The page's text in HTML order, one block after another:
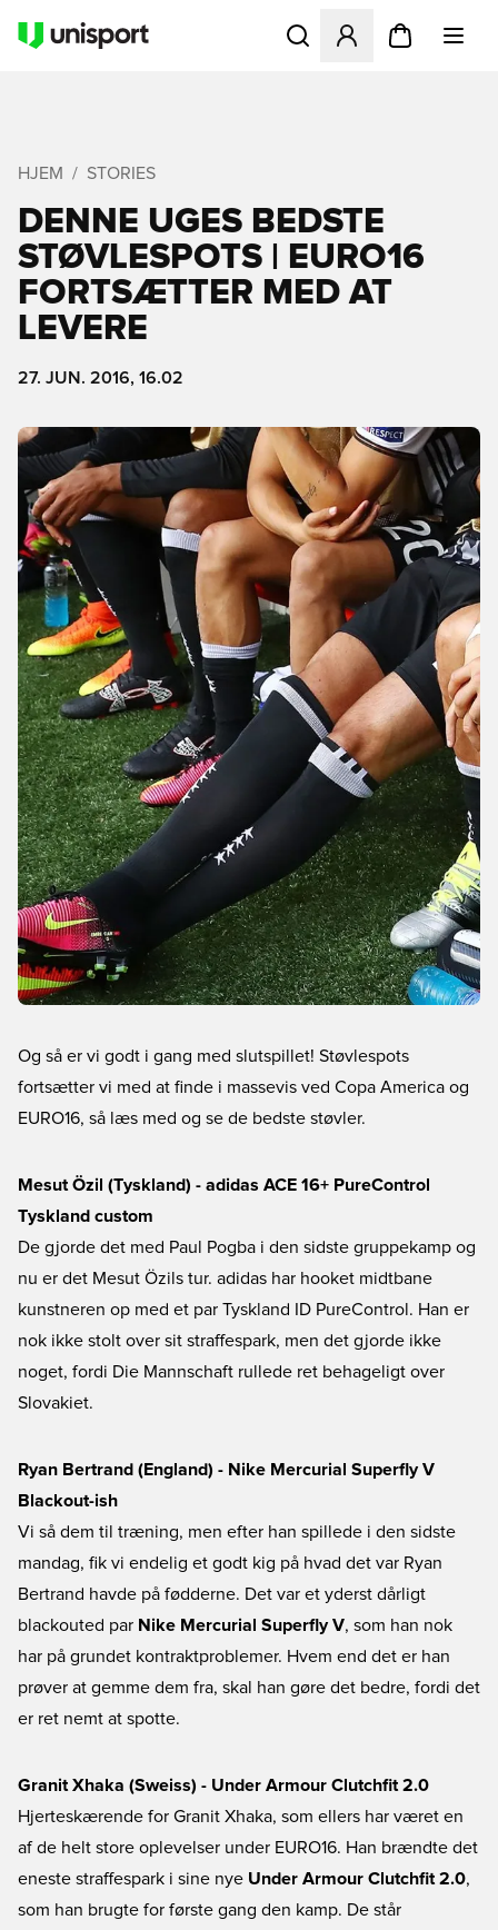
Åbner en Modal til at
HJEM STORIES
DENNE UGES BEDSTE
STØVLESPOTS | EURO16
FORTSÆTTER MED AT
LEVERE
27. JUN. 2016, 16.02
Og så er vi godt i gang med slutspillet! Støvlespots
fortsætter vi med at finde i massevis ved Copa America og
EURO16, så læs med og se de bedste støvler.
Mesut Özil (Tyskland) - adidas ACE 16+ PureControl
Tyskland custom
De gjorde det med Paul Pogba i den sidste gruppekamp og
nu er det Mesut Özils tur. adidas har hooket midtbane
kunstneren op med et par Tyskland ID PureControl. Han er
nok ikke stolt over sit straffespark, men det gjorde ikke
noget, fordi Die Mannschaft rullede ret behageligt over
Slovakiet.
Ryan Bertrand (England) - Nike Mercurial Superfly V
Blackout-ish
Vi så dem til træning, men efter han spillede i den sidste
mandag, fik vi endelig et godt kig på hvad det var Ryan
Bertrand havde på fødderne. Det var et yderst dårligt
blackouted par Nike Mercurial Superfly V, som han nok
har på grundet kontraktproblemer. Hvem end det er han
prøver at gemme dem fra, skal han gøre det bedre, fordi det
er ret nemt at spotte.
Granit Xhaka (Sweiss) - Under Armour Clutchfit 2.0
Hjerteskærende for Granit Xhaka, som ellers har været en
af de helt store oplevelser under EURO16. Han brændte det
eneste straffespark i sine nye Under Armour Clutchfit 2.0,
som han brugte for første gang den kamp. De står